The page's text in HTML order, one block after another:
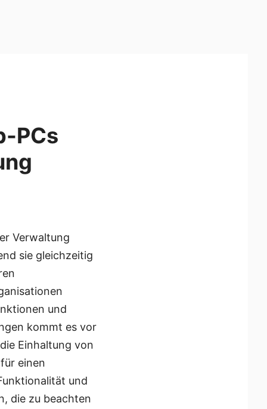
PCs
Verwaltung
sie gleichzeitig
und
kommt es vor
Einhaltung von
einen
und
die zu beachten